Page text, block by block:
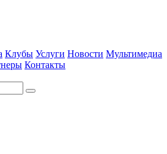
Клубы Услуги Новости Мультимедиа
Контакты